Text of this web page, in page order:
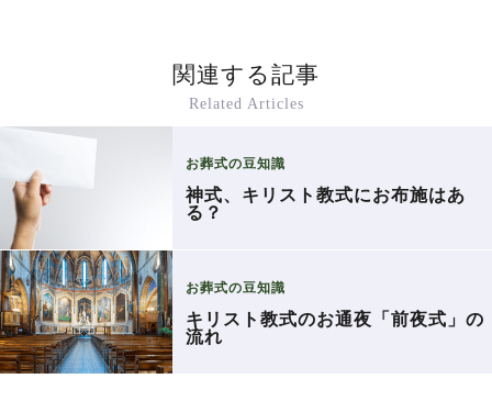
関連する記事
Related Articles
お葬式の豆知識
神式、キリスト教式にお布施はあ
る？
お葬式の豆知識
キリスト教式のお通夜「前夜式」の
流れ